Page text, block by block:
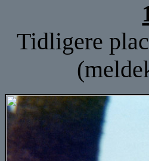
Tidligere